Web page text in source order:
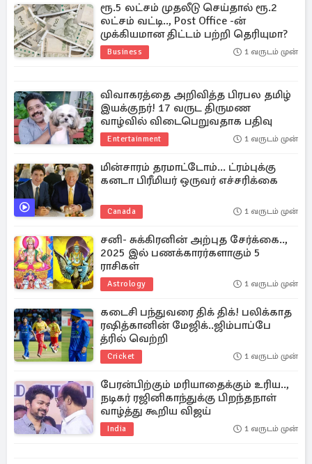
ரூ.5 லட்சம் முதலீடு செய்தால் ரூ.2
லட்சம் வட்டி.., Post Office -ன்
முக்கியமான திட்டம் பற்றி தெரியுமா?
Business 1 வருடம் முன்
விவாகரத்தை அறிவித்த பிரபல தமிழ்
இயக்குநர்! 17 வருட திருமண
வாழ்வில் விடைபெறுவதாக பதிவு
Entertainment 1 வருடம் முன்
மின்சாரம் தரமாட்டோம்... ட்ரம்புக்கு
கனடா பிரீமியர் ஒருவர் எச்சரிக்கை
Canada 1 வருடம் முன்
சனி- சுக்கிரனின் அற்புத சேர்க்கை..,
2025 இல் பணக்காரர்களாகும் 5
ராசிகள்
Astrology 1 வருடம் முன்
கடைசி பந்துவரை திக் திக்! பலிக்காத
ரஷித்கானின் மேஜிக்..ஜிம்பாப்பே
த்ரில் வெற்றி
Cricket 1 வருடம் முன்
பேரன்பிற்கும் மரியாதைக்கும் உரிய..,
நடிகர் ரஜினிகாந்துக்கு பிறந்தநாள்
வாழ்த்து கூறிய விஜய்
India 1 வருடம் முன்